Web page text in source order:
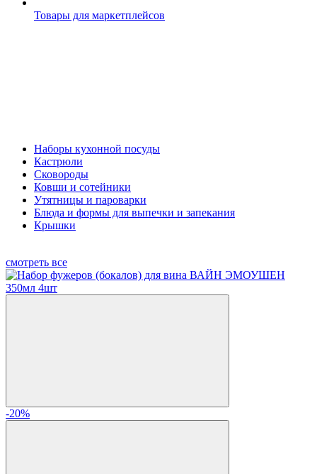
Товары для маркетплейсов
Наборы кухонной посуды
Кастрюли
Сковороды
Ковши и сотейники
Утятницы и пароварки
Блюда и формы для выпечки и запекания
Крышки
смотреть все
-20%